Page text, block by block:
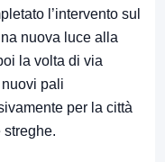
l’intervento sul
nuova luce alla
la volta di via
pali
per la città